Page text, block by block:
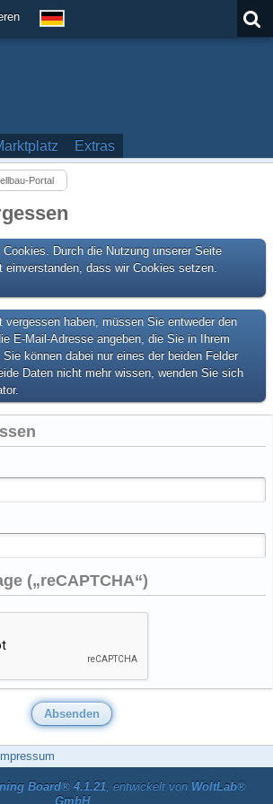
Extras
Portal
Durch die Nutzung unserer Seite
einverstanden, dass wir Cookies setzen.
vergessen haben, müssen Sie entweder den
E-Mail-Adresse angeben, die Sie in Ihrem
können dabei nur eines der beiden Felder
Daten nicht mehr wissen, wenden Sie sich
(„reCAPTCHA“)
Impressum
Board® 4.1.21, entwickelt von WoltLab®
GmbH